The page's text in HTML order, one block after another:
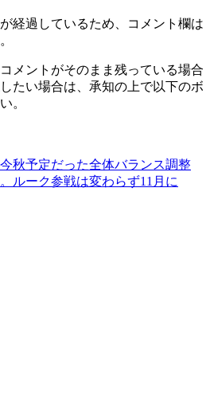
経過しているため、コメント欄は
メントがそのまま残っている場合
たい場合は、承知の上で以下のボ
。
今秋予定だった全体バランス調整
ルーク参戦は変わらず11月に